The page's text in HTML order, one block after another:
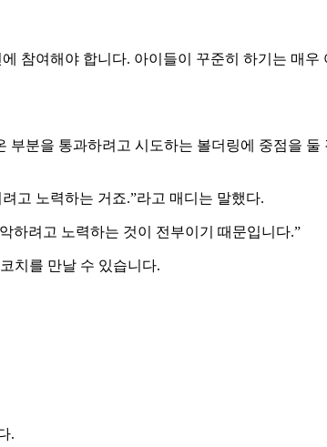
참여해야 합니다. 아이들이 꾸준히 하기는 매우
분을 통과하려고 시도하는 볼더링에 중점을 둘
고 노력하는 거죠.”라고 매디는 말했다.
하려고 노력하는 것이 전부이기 때문입니다.”
치를 만날 수 있습니다.
.